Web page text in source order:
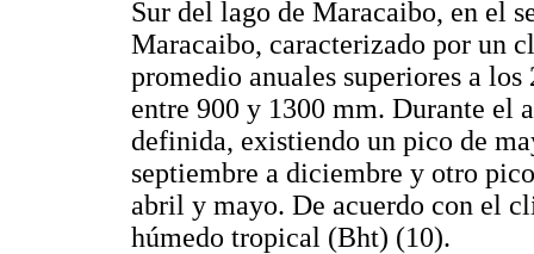
Sur del lago de Maracaibo, en el
Maracaibo, caracterizado por un
promedio anuales superiores a
entre 900 y 1300 mm. Durante el
definida, existiendo un pico de
septiembre a diciembre y otro
abril y mayo. De acuerdo con el
húmedo tropical (Bht) (10).